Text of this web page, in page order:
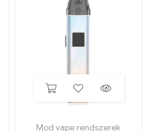
Mod vape rendszerek